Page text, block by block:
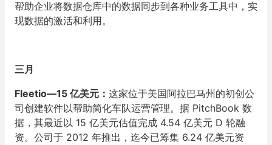
帮助企业将数据仓库中的数据同步到各种业务工具中，实
现数据的激活和利用。
三月
Fleetio—15 亿美元： 这家位于美国阿拉巴马州的初创公
司创建软件以帮助简化车队运营管理。据 PitchBook 数
据，其最近以 15 亿美元估值完成 4.54 亿美元 D 轮融
资。公司于 2012 年推出，迄今已筹集 6.24 亿美元资